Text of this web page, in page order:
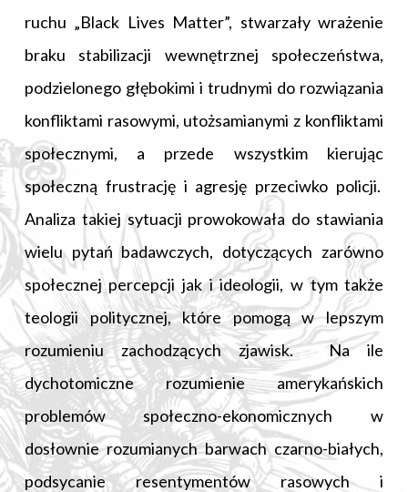
ruchu „Black Lives Matter”, stwarzały wrażenie
braku stabilizacji wewnętrznej społeczeństwa,
podzielonego głębokimi i trudnymi do rozwiązania
konfliktami rasowymi, utożsamianymi z konfliktami
społecznymi, a przede wszystkim kierując
społeczną frustrację i agresję przeciwko policji.
Analiza takiej sytuacji prowokowała do stawiania
wielu pytań badawczych, dotyczących zarówno
społecznej percepcji jak i ideologii, w tym także
teologii politycznej, które pomogą w lepszym
rozumieniu zachodzących zjawisk. Na ile
dychotomiczne rozumienie amerykańskich
problemów społeczno-ekonomicznych w
dosłownie rozumianych barwach czarno-białych,
podsycanie resentymentów rasowych i